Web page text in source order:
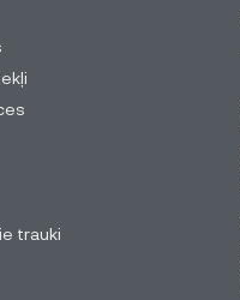
trauki